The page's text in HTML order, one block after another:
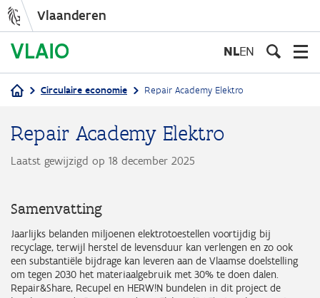
inhoud
Vlaanderen
NLEN
Circulaire economie Repair Academy Elektro
Repair Academy Elektro
Laatst gewijzigd op 18 december 2025
Samenvatting
Jaarlijks belanden miljoenen elektrotoestellen voortijdig bij
recyclage, terwijl herstel de levensduur kan verlengen en zo ook
een substantiële bijdrage kan leveren aan de Vlaamse doelstelling
om tegen 2030 het materiaalgebruik met 30% te doen dalen.
Repair&Share, Recupel en HERW!N bundelen in dit project de